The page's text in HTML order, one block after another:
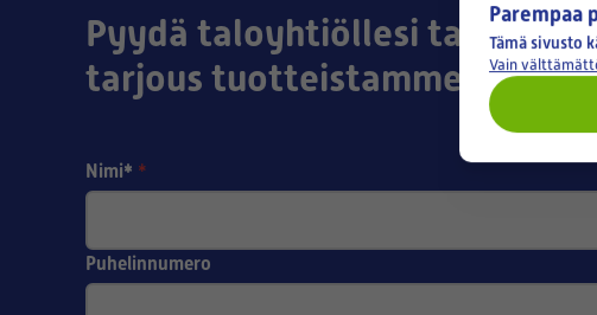
Pyydä taloyhtiöllesi tai
tarjous tuotteistamme!
Nimi* *
Puhelinnumero
Parempaa
Tämä sivusto
Vain